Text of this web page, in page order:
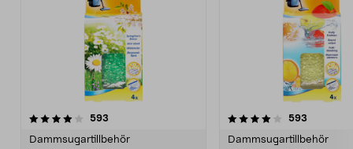
593
Dammsugartillbehör
4.0av 5 stjärnor 593
Dammsugartillbehör